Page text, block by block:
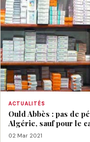
ACTUALITÉS
Ould Abbès : pas de
Algérie, sauf pour le
02 Mar 2021